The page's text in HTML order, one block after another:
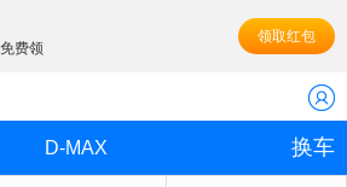
费领
领取红包
D-MAX 换车